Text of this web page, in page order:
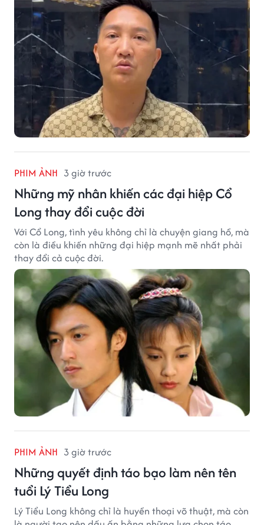
PHIM ẢNH 3 giờ trước
Những mỹ nhân khiến các đại hiệp Cổ
Long thay đổi cuộc đời
Với Cổ Long, tình yêu không chỉ là chuyện giang hồ, mà
còn là điều khiến những đại hiệp mạnh mẽ nhất phải
thay đổi cả cuộc đời.
PHIM ẢNH 3 giờ trước
Những quyết định táo bạo làm nên tên
tuổi Lý Tiểu Long
Lý Tiểu Long không chỉ là huyền thoại võ thuật, mà còn